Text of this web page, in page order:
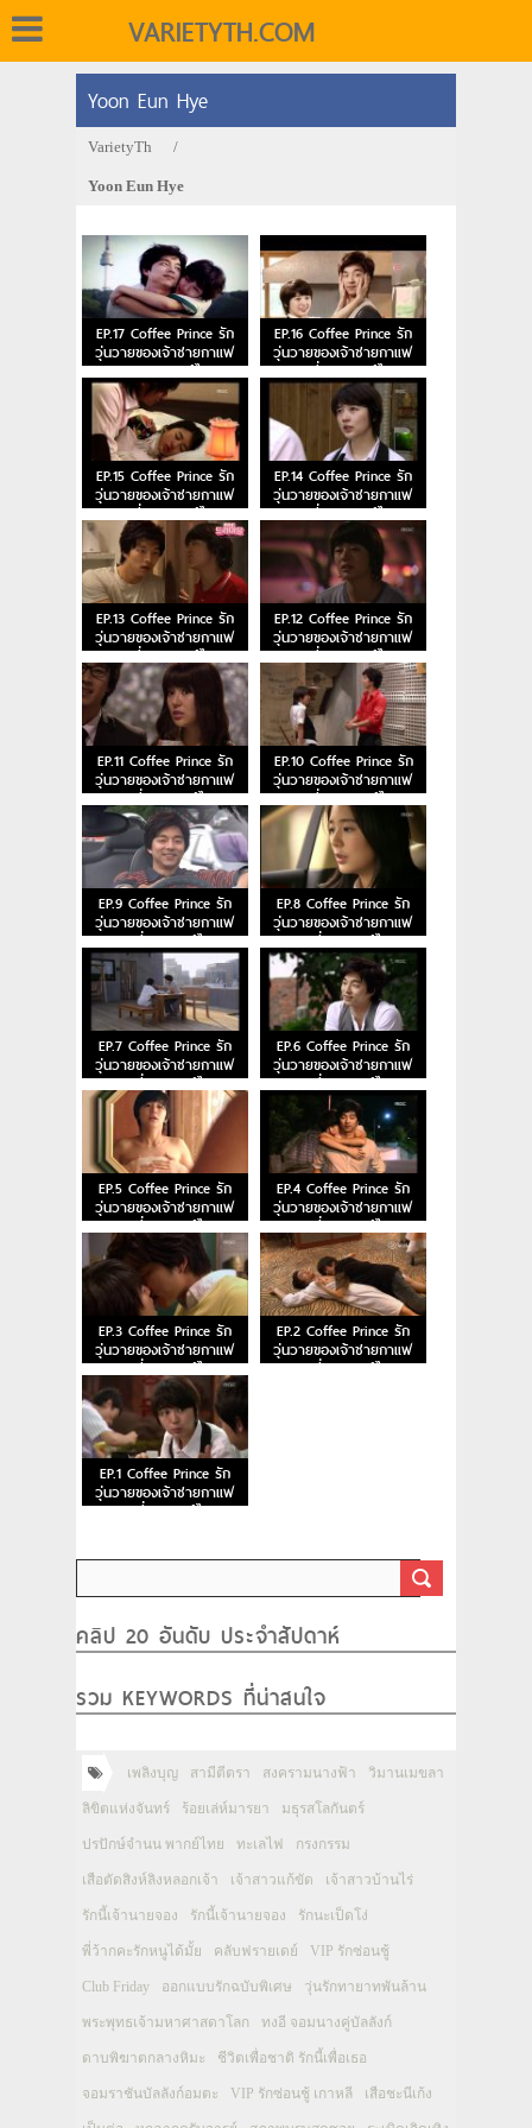
VARIETYTH.COM
Yoon Eun Hye
VarietyTh /
Yoon Eun Hye
EP.17 Coffee Prince รัก
วุ่นวายของเจ้าชายกาแฟ
ตอนจบ พากย์ไทย
EP.16 Coffee Prince รัก
วุ่นวายของเจ้าชายกาแฟ
ตอนที่ 16 พากย์ไทย
EP.15 Coffee Prince รัก
วุ่นวายของเจ้าชายกาแฟ
ตอนที่ 15 พากย์ไทย
EP.14 Coffee Prince รัก
วุ่นวายของเจ้าชายกาแฟ
ตอนที่ 14 พากย์ไทย
EP.13 Coffee Prince รัก
วุ่นวายของเจ้าชายกาแฟ
ตอนที่ 13 พากย์ไทย
EP.12 Coffee Prince รัก
วุ่นวายของเจ้าชายกาแฟ
ตอนที่ 12 พากย์ไทย
EP.11 Coffee Prince รัก
วุ่นวายของเจ้าชายกาแฟ
ตอนที่ 11 พากย์ไทย
EP.10 Coffee Prince รัก
วุ่นวายของเจ้าชายกาแฟ
ตอนที่ 10 พากย์ไทย
EP.9 Coffee Prince รัก
วุ่นวายของเจ้าชายกาแฟ
ตอนที่ 9 พากย์ไทย
EP.8 Coffee Prince รัก
วุ่นวายของเจ้าชายกาแฟ
ตอนที่ 8 พากย์ไทย
EP.7 Coffee Prince รัก
วุ่นวายของเจ้าชายกาแฟ
ตอนที่ 7 พากย์ไทย
EP.6 Coffee Prince รัก
วุ่นวายของเจ้าชายกาแฟ
ตอนที่ 6 พากย์ไทย
EP.5 Coffee Prince รัก
วุ่นวายของเจ้าชายกาแฟ
ตอนที่ 5 พากย์ไทย
EP.4 Coffee Prince รัก
วุ่นวายของเจ้าชายกาแฟ
ตอนที่ 4 พากย์ไทย
EP.3 Coffee Prince รัก
วุ่นวายของเจ้าชายกาแฟ
ตอนที่ 3 พากย์ไทย
EP.2 Coffee Prince รัก
วุ่นวายของเจ้าชายกาแฟ
ตอนที่ 2 พากย์ไทย
EP.1 Coffee Prince รัก
วุ่นวายของเจ้าชายกาแฟ
ตอนที่ 1 พากย์ไทย
คลิป 20 อันดับ ประจำสัปดาห์
รวม KEYWORDS ที่น่าสนใจ
เพลิงบุญ สามีตีตรา สงครามนางฟ้า วิมานเมขลา
ลิขิตแห่งจันทร์ ร้อยเล่ห์มารยา มธุรสโลกันตร์
ปรปักษ์จำนน พากย์ไทย ทะเลไฟ กรงกรรม
เสือตัดสิงห์ลิงหลอกเจ้า เจ้าสาวแก้ขัด เจ้าสาวบ้านไร่
รักนี้เจ้านายจอง รักนี้เจ้านายจอง รักนะเป็ดโง่
พี่ว้ากคะรักหนูได้มั้ย คลับฟรายเดย์ VIP รักซ่อนชู้
Club Friday ออกแบบรักฉบับพิเศษ วุ่นรักทายาทพันล้าน
พระพุทธเจ้ามหาศาสดาโลก ทงอี จอมนางคู่บัลลังก์
ดาบพิฆาตกลางหิมะ ชีวิตเพื่อชาติ รักนี้เพื่อเธอ
จอมราชันบัลลังก์อมตะ VIP รักซ่อนชู้ เกาหลี เสือชะนีเก้ง